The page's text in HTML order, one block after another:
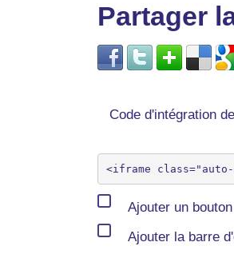
Partager
Code d'intégration
Ajouter un
Ajouter la barre